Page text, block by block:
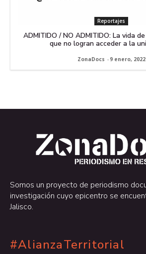
Reportajes
ADMITIDO / NO ADMITIDO: La vida
que no logran acceder a la
ZonaDocs - 9 enero, 2022
Somos un proyecto de periodismo
investigación cuyo epicentro se
Jalisco.
#AlianzaTerritorial